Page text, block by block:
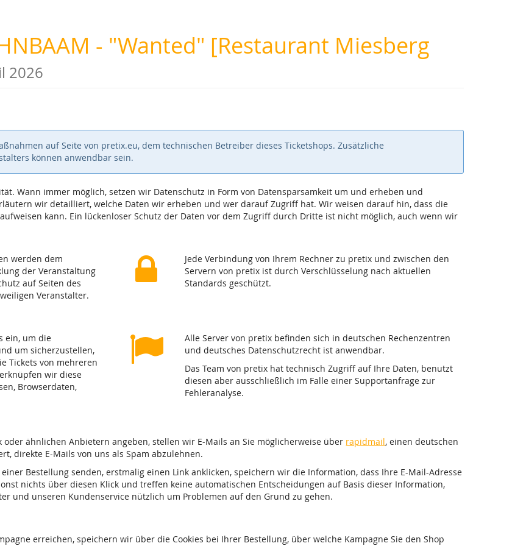
- "Wanted" [Restaurant Miesberg
2026
auf Seite von pretix.eu, dem technischen Betreiber dieses Ticketshops. Zusätzliche
können anwendbar sein.
Wann immer möglich, setzen wir Datenschutz in Form von Datensparsamkeit um und erheben und
wir detailliert, welche Daten wir erheben und wer darauf Zugriff hat. Wir weisen darauf hin, dass die
kann. Ein lückenloser Schutz der Daten vor dem Zugriff durch Dritte ist nicht möglich, auch wenn wir
werden dem
der Veranstaltung
auf Seiten des
Veranstalter.
Jede Verbindung von Ihrem Rechner zu pretix und zwischen den
Servern von pretix ist durch Verschlüsselung nach aktuellen
Standards geschützt.
ein, um die
um sicherzustellen,
Tickets von mehreren
wir diese
Browserdaten,
Alle Server von pretix befinden sich in deutschen Rechenzentren
und deutsches Datenschutzrecht ist anwendbar.
Das Team von pretix hat technisch Zugriff auf Ihre Daten, benutzt
diesen aber ausschließlich im Falle einer Supportanfrage zur
Fehleranalyse.
oder ähnlichen Anbietern angeben, stellen wir E-Mails an Sie möglicherweise über rapidmail, einen deutschen
direkte E-Mails von uns als Spam abzulehnen.
Bestellung senden, erstmalig einen Link anklicken, speichern wir die Information, dass Ihre E-Mail-Adresse
nichts über diesen Klick und treffen keine automatischen Entscheidungen auf Basis dieser Information,
und unseren Kundenservice nützlich um Problemen auf den Grund zu gehen.
erreichen, speichern wir über die Cookies bei Ihrer Bestellung, über welche Kampagne Sie den Shop